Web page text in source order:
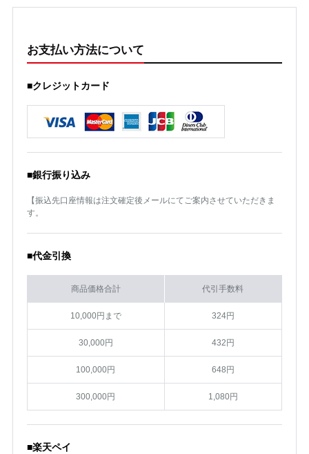
お支払い方法について
■クレジットカード
■銀行振り込み
【振込先口座情報は注文確定後メールにてご案内させていただきま
す。
■代金引換
商品価格合計 代引手数料
10,000円まで 324円
30,000円 432円
100,000円 648円
300,000円 1,080円
■楽天ペイ